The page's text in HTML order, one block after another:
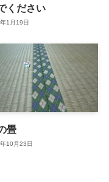
ください
1月19日
畳
10月23日